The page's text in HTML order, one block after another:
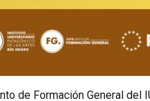
de Formación General